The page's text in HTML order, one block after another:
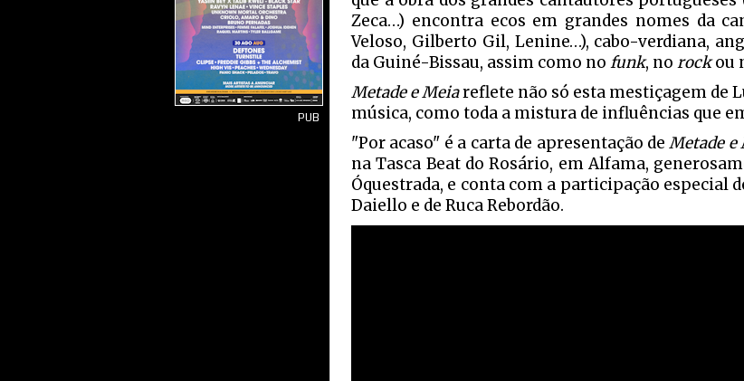
PUB
Zeca…) encontra ecos em grandes nomes da
Veloso, Gilberto Gil, Lenine…), cabo-verdiana,
da Guiné-Bissau, assim como no funk, no rockou
Metade e Meiareflete não só esta mestiçagem de
música, como toda a mistura de influências que
"Por acaso" é a carta de apresentação deMetade e
na Tasca Beat do Rosário, em Alfama,
Óquestrada, e conta com a participação especial
Daiello e de Ruca Rebordão.